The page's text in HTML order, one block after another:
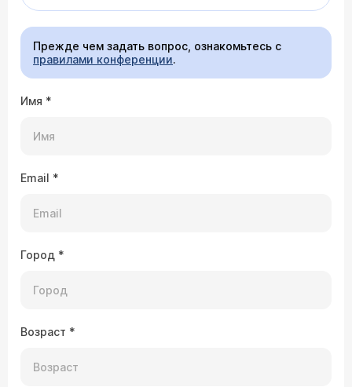
Прежде чем задать вопрос, ознакомьтесь с
правилами конференции.
Имя *
Email *
Город *
Возраст *